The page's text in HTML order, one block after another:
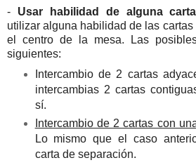
- Usar habilidad de alguna carta
utilizar alguna habilidad de las
el centro de la mesa. Las
siguientes:
Intercambio de 2 cartas
intercambias 2 cartas
sí.
Intercambio de 2 cartas con
Lo mismo que el caso
carta de separación.